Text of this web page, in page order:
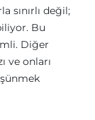
sınırlı değil;
Bu
Diğer
ve onları